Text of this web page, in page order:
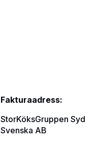
Fakturaadress:
StorKöksGruppen Syd
Svenska AB